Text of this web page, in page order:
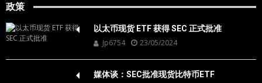
政策
以太币现货 ETF 获得 SEC 正式批准
Jp6754 23/05/2024
媒体谈：SEC批准现货比特币ETF